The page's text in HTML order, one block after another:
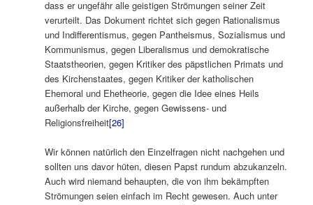
dass er ungefähr alle geistigen Strömungen seiner Zeit
verurteilt. Das Dokument richtet sich gegen Rationalismus
und Indifferentismus, gegen Pantheismus, Sozialismus und
Kommunismus, gegen Liberalismus und demokratische
Staatstheorien, gegen Kritiker des päpstlichen Primats und
des Kirchenstaates, gegen Kritiker der katholischen
Ehemoral und Ehetheorie, gegen die Idee eines Heils
außerhalb der Kirche, gegen Gewissens- und
Religionsfreiheit[26]
Wir können natürlich den Einzelfragen nicht nachgehen und
sollten uns davor hüten, diesen Papst rundum abzukanzeln.
Auch wird niemand behaupten, die von ihm bekämpften
Strömungen seien einfach im Recht gewesen. Auch unter